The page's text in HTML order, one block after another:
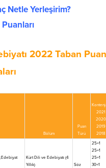
Netle Yerleşirim?
2022 Taban
Bölüm
Puan
Türü
2021
2020
2019
2018
;Edebiyat
Kürt Dili ve Edebiyatı (4
Yıllık)
Söz
25+1
25+1
25+1
30+1